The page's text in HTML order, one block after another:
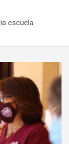
escuela